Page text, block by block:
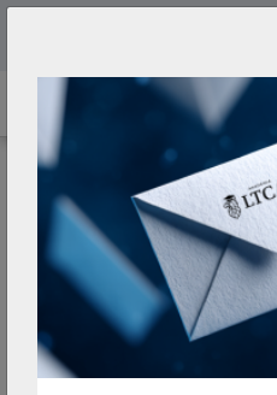
WSZYSTKIE
STRONA GŁÓWNA WSZYSTKIE KURSY
Wyszukaj produkty